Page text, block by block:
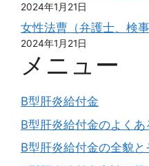
2024年1月21日
女性法曹（弁護士、検
2024年1月21日
メニュー
B型肝炎給付金
B型肝炎給付金のよくあ
B型肝炎給付金の全貌